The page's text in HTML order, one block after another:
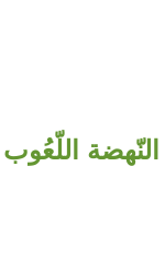
النّهضة